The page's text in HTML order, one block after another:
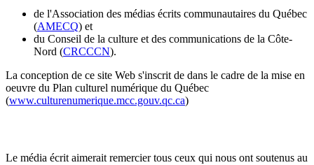
de l'Association des médias écrits communautaires du Québec
(AMECQ) et
du Conseil de la culture et des communications de la Côte-
Nord (CRCCCN).
La conception de ce site Web s'inscrit de dans le cadre de la mise en
oeuvre du Plan culturel numérique du Québec
(www.culturenumerique.mcc.gouv.qc.ca)
Le média écrit aimerait remercier tous ceux qui nous ont soutenus au